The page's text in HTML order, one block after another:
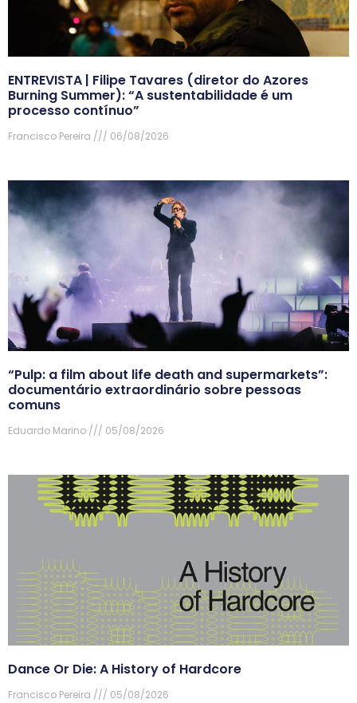
ENTREVISTA | Filipe Tavares (diretor do Azores
Burning Summer): “A sustentabilidade é um
processo contínuo”
Francisco Pereira 06/08/2026
“Pulp: a film about life death and supermarkets”:
documentário extraordinário sobre pessoas
comuns
Eduardo Marino 05/08/2026
Dance Or Die: A History of Hardcore
Francisco Pereira 05/08/2026